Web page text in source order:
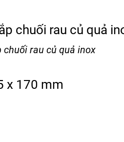
chuối rau củ quả inox
x 170 mm